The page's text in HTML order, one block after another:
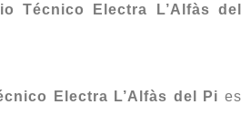
Técnico Electra L’Alfàs del
Electra L’Alfàs del Pi es